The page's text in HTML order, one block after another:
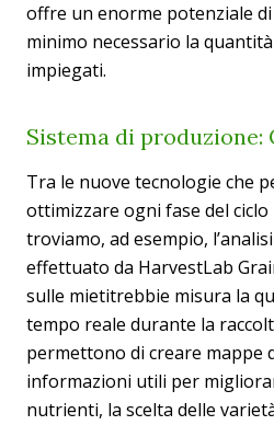
offre un enorme potenziale
minimo necessario la
impiegati.
Sistema di produzione:
Tra le nuove tecnologie che
ottimizzare ogni fase del
troviamo, ad esempio,
effettuato da HarvestLab
sulle mietitrebbie misura la
tempo reale durante la
permettono di creare mappe
informazioni utili per
nutrienti, la scelta delle